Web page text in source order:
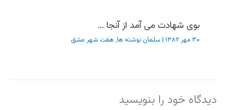
بوی شهادت می آمد از آنجا …
۳۰ مهر ۱۳۸۲ | سلمان نوشته ها, هفت شهر عشق
دیدگاه‌ خود را بنویسید